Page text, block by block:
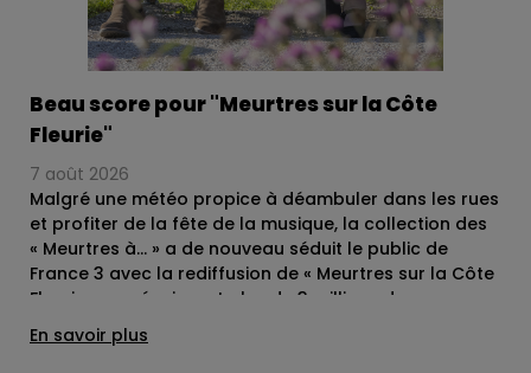
Beau score pour "Meurtres sur la Côte
Fleurie"
7 août 2026
Malgré une météo propice à déambuler dans les rues
et profiter de la fête de la musique, la collection des
« Meurtres à… » a de nouveau séduit le public de
France 3 avec la rediffusion de « Meurtres sur la Côte
Fleurie », en réunissant plus de 3 millions de
téléspectateurs ce samedi 21 juin. Ce très beau
score place cet opus réalisé par Gabriel Aghion en
En savoir plus